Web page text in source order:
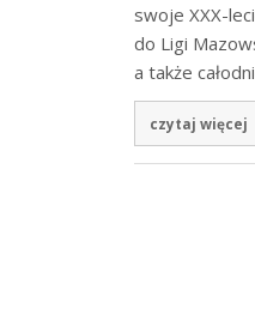
swoje XXX-
do Ligi
a także
czytaj więcej